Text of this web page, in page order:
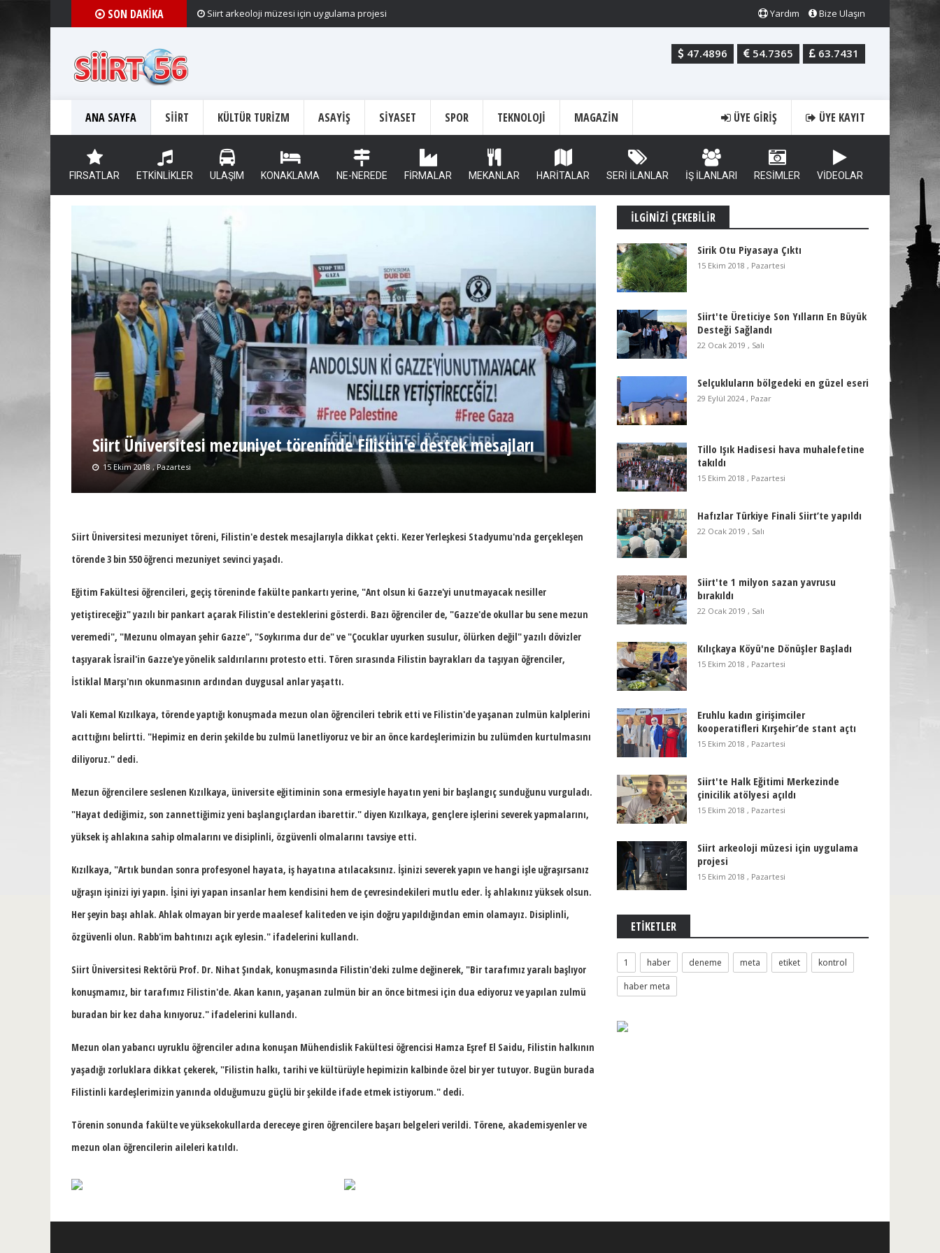
SON DAKİKA Siirt arkeoloji müzesi için uygulama projesi Yardım Bize Ulaşın
47.4896 54.7365 63.7431
ANA SAYFA SİİRT KÜLTÜR TURİZM ASAYIŞ SIYASET SPOR TEKNOLOJI MAGAZIN ÜYE GIRIŞ ÜYE KAYIT
FIRSATLAR ETKİNLİKLER ULAŞIM KONAKLAMA NE-NEREDE FİRMALAR MEKANLAR HARİTALAR SERİ İLANLAR İŞ İLANLARI RESİMLER VİDEOLAR
Siirt Üniversitesi mezuniyet töreninde Filistin'e destek mesajları
15 Ekim 2018 , Pazartesi
Siirt Üniversitesi mezuniyet töreni, Filistin'e destek mesajlarıyla dikkat çekti. Kezer Yerleşkesi Stadyumu'nda gerçekleşen
törende 3 bin 550 öğrenci mezuniyet sevinci yaşadı.
Eğitim Fakültesi öğrencileri, geçiş töreninde fakülte pankartı yerine, "Ant olsun ki Gazze'yi unutmayacak nesiller
yetiştireceğiz" yazılı bir pankart açarak Filistin'e desteklerini gösterdi. Bazı öğrenciler de, "Gazze'de okullar bu sene mezun
veremedi", "Mezunu olmayan şehir Gazze", "Soykırıma dur de" ve "Çocuklar uyurken susulur, ölürken değil" yazılı dövizler
taşıyarak İsrail'in Gazze'ye yönelik saldırılarını protesto etti. Tören sırasında Filistin bayrakları da taşıyan öğrenciler,
İstiklal Marşı'nın okunmasının ardından duygusal anlar yaşattı.
Vali Kemal Kızılkaya, törende yaptığı konuşmada mezun olan öğrencileri tebrik etti ve Filistin'de yaşanan zulmün kalplerini
acıttığını belirtti. "Hepimiz en derin şekilde bu zulmü lanetliyoruz ve bir an önce kardeşlerimizin bu zulümden kurtulmasını
diliyoruz." dedi.
Mezun öğrencilere seslenen Kızılkaya, üniversite eğitiminin sona ermesiyle hayatın yeni bir başlangıç sunduğunu vurguladı.
"Hayat dediğimiz, son zannettiğimiz yeni başlangıçlardan ibarettir." diyen Kızılkaya, gençlere işlerini severek yapmalarını,
yüksek iş ahlakına sahip olmalarını ve disiplinli, özgüvenli olmalarını tavsiye etti.
Kızılkaya, "Artık bundan sonra profesyonel hayata, iş hayatına atılacaksınız. İşinizi severek yapın ve hangi işle uğraşırsanız
uğraşın işinizi iyi yapın. İşini iyi yapan insanlar hem kendisini hem de çevresindekileri mutlu eder. İş ahlakınız yüksek olsun.
Her şeyin başı ahlak. Ahlak olmayan bir yerde maalesef kaliteden ve işin doğru yapıldığından emin olamayız. Disiplinli,
özgüvenli olun. Rabb'im bahtınızı açık eylesin." ifadelerini kullandı.
Siirt Üniversitesi Rektörü Prof. Dr. Nihat Şındak, konuşmasında Filistin'deki zulme değinerek, "Bir tarafımız yaralı başlıyor
konuşmamız, bir tarafımız Filistin'de. Akan kanın, yaşanan zulmün bir an önce bitmesi için dua ediyoruz ve yapılan zulmü
buradan bir kez daha kınıyoruz." ifadelerini kullandı.
Mezun olan yabancı uyruklu öğrenciler adına konuşan Mühendislik Fakültesi öğrencisi Hamza Eşref El Saidu, Filistin halkının
yaşadığı zorluklara dikkat çekerek, "Filistin halkı, tarihi ve kültürüyle hepimizin kalbinde özel bir yer tutuyor. Bugün burada
Filistinli kardeşlerimizin yanında olduğumuzu güçlü bir şekilde ifade etmek istiyorum." dedi.
Törenin sonunda fakülte ve yüksekokullarda dereceye giren öğrencilere başarı belgeleri verildi. Törene, akademisyenler ve
mezun olan öğrencilerin aileleri katıldı.
İLGİNİZİ ÇEKEBİLİR
Sirik Otu Piyasaya Çıktı
15 Ekim 2018 , Pazartesi
Siirt'te Üreticiye Son Yılların En Büyük
Desteği Sağlandı
22 Ocak 2019 , Salı
Selçukluların bölgedeki en güzel eseri
29 Eylül 2024 , Pazar
Tillo Işık Hadisesi hava muhalefetine
takıldı
15 Ekim 2018 , Pazartesi
Hafızlar Türkiye Finali Siirt’te yapıldı
22 Ocak 2019 , Salı
Siirt'te 1 milyon sazan yavrusu
bırakıldı
22 Ocak 2019 , Salı
Kılıçkaya Köyü'ne Dönüşler Başladı
15 Ekim 2018 , Pazartesi
Eruhlu kadın girişimciler
kooperatifleri Kırşehir’de stant açtı
15 Ekim 2018 , Pazartesi
Siirt'te Halk Eğitimi Merkezinde
çinicilik atölyesi açıldı
15 Ekim 2018 , Pazartesi
Siirt arkeoloji müzesi için uygulama
projesi
15 Ekim 2018 , Pazartesi
ETİKETLER
1 haber deneme meta etiket
kontrol
haber meta